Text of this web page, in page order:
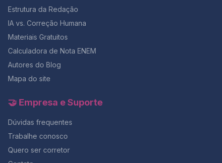
Estrutura da Redação
IA vs. Correção Humana
Materiais Gratuitos
Calculadora de Nota ENEM
Autores do Blog
Mapa do site
🤝 Empresa e Suporte
Dúvidas frequentes
Trabalhe conosco
Quero ser corretor